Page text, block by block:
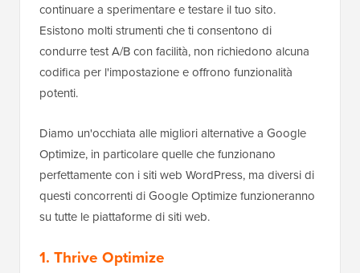
continuare a sperimentare e testare il tuo sito.
Esistono molti strumenti che ti consentono di
condurre test A/B con facilità, non richiedono alcuna
codifica per l'impostazione e offrono funzionalità
potenti.
Diamo un'occhiata alle migliori alternative a Google
Optimize, in particolare quelle che funzionano
perfettamente con i siti web WordPress, ma diversi di
questi concorrenti di Google Optimize funzioneranno
su tutte le piattaforme di siti web.
1. Thrive Optimize